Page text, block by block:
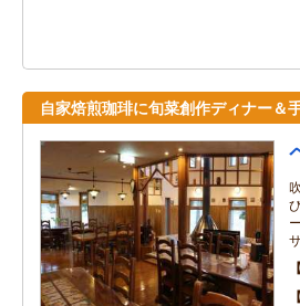
自家焙煎珈琲に旬菜創作ディナー＆